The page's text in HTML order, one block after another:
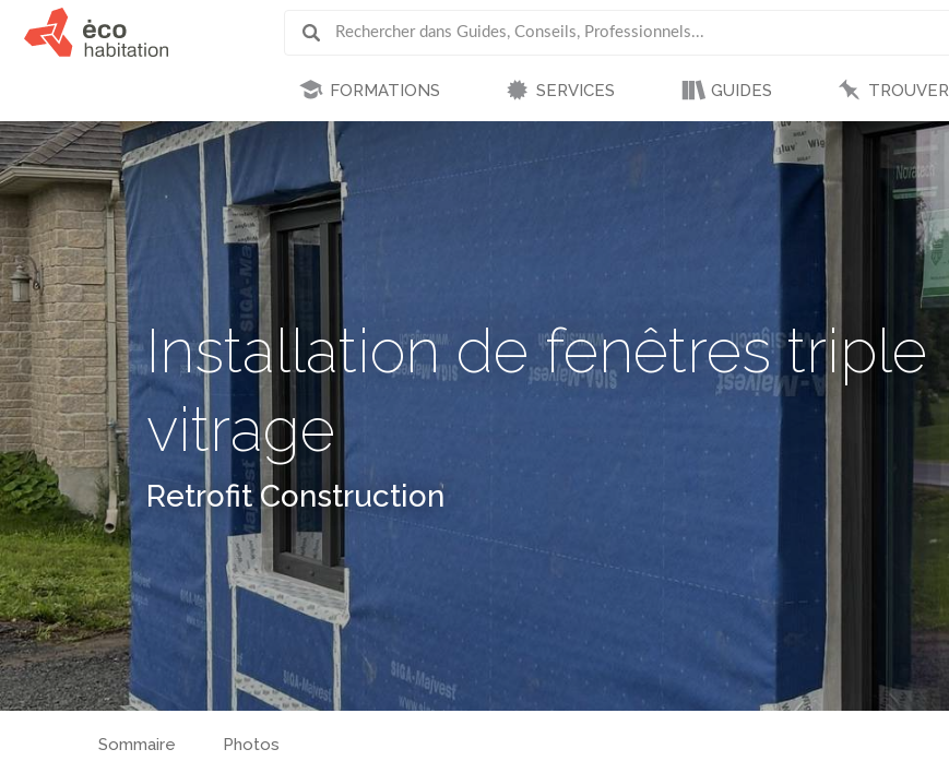
FORMATIONS SERVICES GUIDES TROUVER
Installation de fenêtres triple
vitrage
Retrofit Construction
Sommaire Photos